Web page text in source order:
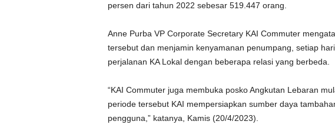
persen dari tahun 2022 sebesar 519.447 orang.
Anne Purba VP Corporate Secretary KAI Commuter
tersebut dan menjamin kenyamanan penumpang, setiap
perjalanan KA Lokal dengan beberapa relasi yang berbeda.
“KAI Commuter juga membuka posko Angkutan Lebaran
periode tersebut KAI mempersiapkan sumber daya
pengguna,” katanya, Kamis (20/4/2023).